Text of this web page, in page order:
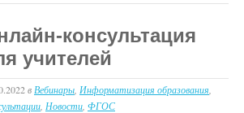
записи
проведении
учителей
консультация
учителей
в Вебинары Информатизация образования
Новости ФГОС